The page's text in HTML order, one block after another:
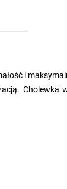
i
Cholewka